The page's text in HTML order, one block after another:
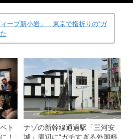
ィープ新小岩」 東京で指折りの“ガ
ト
！
ナゾの新幹線通過駅「三河安
城」周辺に“ガチすぎる外国料